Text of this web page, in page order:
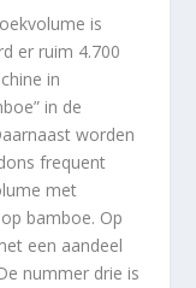
is
er ruim 4.700
in
in de
worden
frequent
met
bamboe. Op
een aandeel
nummer drie is